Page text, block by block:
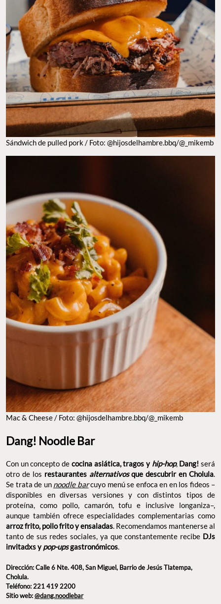
Sándwich de pulled pork / Foto: @hijosdelhambre.bbq/@_mikemb
Mac & Cheese / Foto: @hijosdelhambre.bbq/@_mikemb
Dang! Noodle Bar
Con un concepto de cocina asiática, tragos y hip-hop, Dang! será
otro de los restaurantes alternativosque descubrir en Cholula.
Se trata de un noodle barcuyo menú se enfoca en en los fideos –
disponibles en diversas versiones y con distintos tipos de
proteína, como pollo, camarón, tofu e inclusive longaniza–,
aunque también ofrece especialidades complementarias como
arroz frito, pollo frito y ensaladas. Recomendamos mantenerse al
tanto de sus redes sociales, ya que constantemente recibe DJs
invitadxs ypop-upsgastronómicos.
Dirección: Calle 6 Nte. 408, San Miguel, Barrio de Jesús Tlatempa,
Cholula.
Teléfono: 221 419 2200
Sitio web:@dang.noodlebar